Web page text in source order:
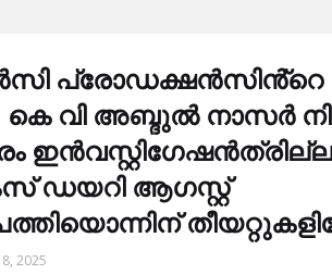
പ്രോഡക്ഷൻസിൻ്റെ
വി അബ്ദുൽ നാസർ
ഡയറി ആഗസ്റ്റ്
2025